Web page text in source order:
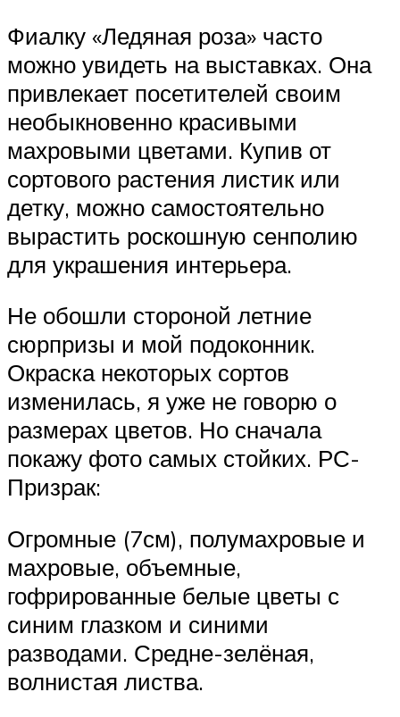
Фиалку «Ледяная роза» часто
можно увидеть на выставках. Она
привлекает посетителей своим
необыкновенно красивыми
махровыми цветами. Купив от
сортового растения листик или
детку, можно самостоятельно
вырастить роскошную сенполию
для украшения интерьера.
Не обошли стороной летние
сюрпризы и мой подоконник.
Окраска некоторых сортов
изменилась, я уже не говорю о
размерах цветов. Но сначала
покажу фото самых стойких. РС-
Призрак:
Огромные (7см), полумахровые и
махровые, объемные,
гофрированные белые цветы с
синим глазком и синими
разводами. Средне-зелёная,
волнистая листва.